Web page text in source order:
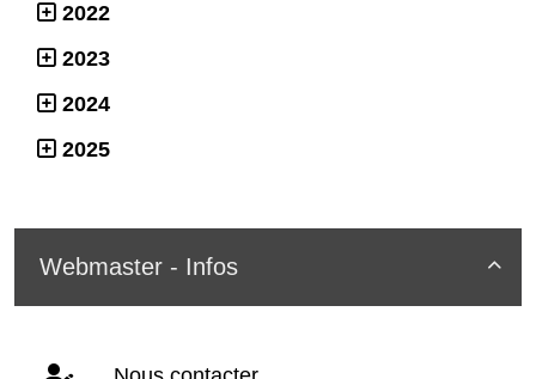
2022
2023
2024
2025

Webmaster - Infos